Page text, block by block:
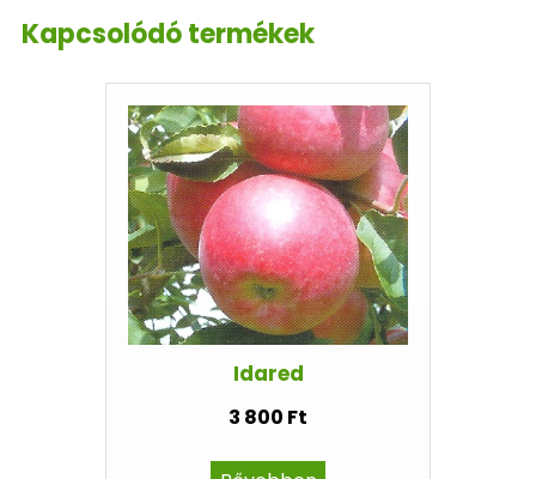
Kapcsolódó termékek
Idared
3 800 Ft